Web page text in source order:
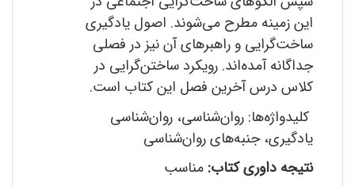
این زمینه مطرح می‌شوند. اصول یادگیری
ساخت‌گرایی و راهبرهای آن نیز در فصلی
جداگانه آمده‌اند. رویکرد ساختن‌گرایی در
کلاس درس آخرین فصل این کتاب است.
کلیدواژه‌ها: روان‌شناسی، روان‌شناسی
یادگیری، جنبه‌های روان‌شناسی
نتیجه داوری کتاب: مناسب